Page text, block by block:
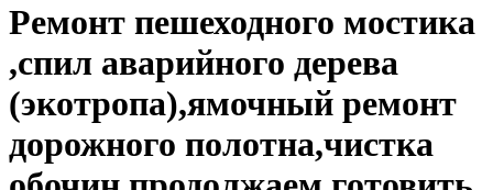
Ремонт пешеходного мостика
,спил аварийного дерева
(экотропа),ямочный ремонт
дорожного полотна,чистка